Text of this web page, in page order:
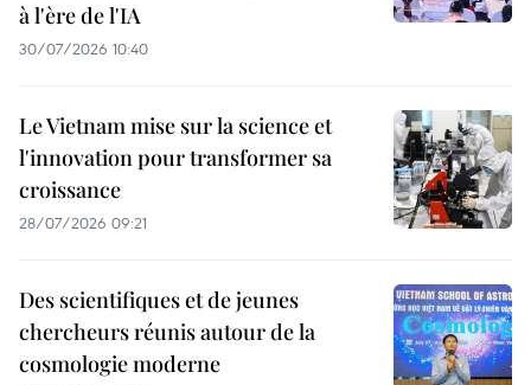
à l'ère de l'IA
30/07/2026 10:40
Le Vietnam mise sur la science et
l'innovation pour transformer sa
croissance
28/07/2026 09:21
Des scientifiques et de jeunes
chercheurs réunis autour de la
cosmologie moderne